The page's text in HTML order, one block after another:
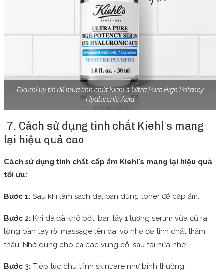
Địa chỉ uy tín để mua tinh chất Kiehl's Ultra Pure High Potency
Hyaluronic Acid
7. Cách sử dụng tinh chất Kiehl's mang
lại hiệu quả cao
Cách sử dụng tinh chất cấp ẩm Kiehl's mang lại hiệu quả
tối ưu:
Bước 1: Sau khi làm sạch da, bạn dùng toner để cấp ẩm.
Bước 2: Khi da đã khô bớt, bạn lấy 1 lượng serum vừa đủ ra
lòng bàn tay rồi massage lên da, vỗ nhẹ để tinh chất thẩm
thấu. Nhớ dùng cho cả các vùng cổ, sau tai nữa nhé.
Bước 3: Tiếp tục chu trình skincare như bình thường.